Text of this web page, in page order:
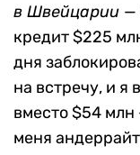
в Швейцарии —
кредит $225
дня
на встречу, и я
вместо $54
меня